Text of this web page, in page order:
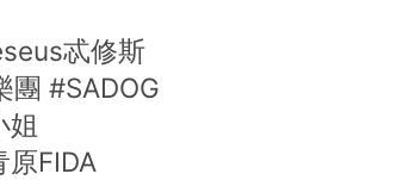
忒修斯
團 #SADOG
姐
FIDA